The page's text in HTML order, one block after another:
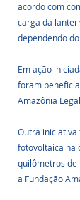
acordo com
carga da
dependendo
Em ação
foram
Amazônia
Outra iniciativa
fotovoltaica na
quilômetros de
a Fundação